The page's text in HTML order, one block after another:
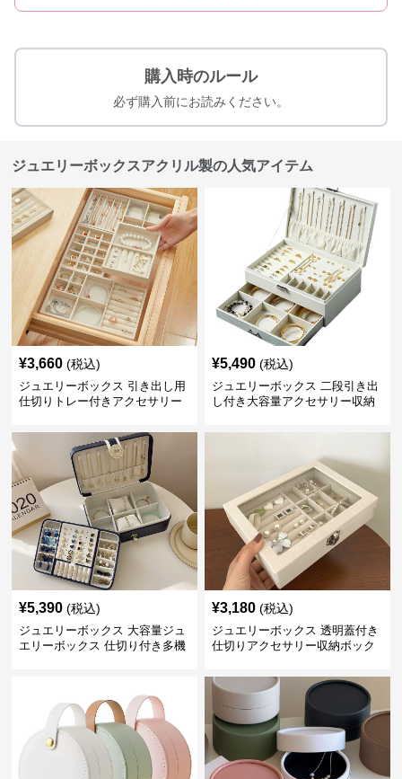
購入時のルール
必ず購入前にお読みください。
ジュエリーボックスアクリル製の人気アイテム
¥3,660 (税込)
ジュエリーボックス 引き出し用
仕切りトレー付きアクセサリー
¥5,490 (税込)
ジュエリーボックス 二段引き出
し付き大容量アクセサリー収納
¥5,390 (税込)
ジュエリーボックス 大容量ジュ
エリーボックス 仕切り付き多機
¥3,180 (税込)
ジュエリーボックス 透明蓋付き
仕切りアクセサリー収納ボック